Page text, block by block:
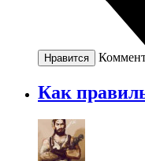
Нравится
Как